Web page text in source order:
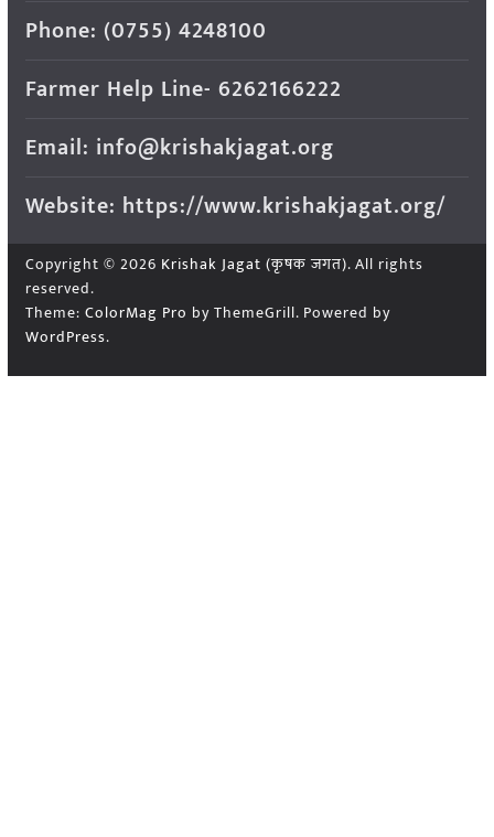
Phone: (0755) 4248100
Farmer Help Line- 6262166222
Email: info@krishakjagat.org
Website: https://www.krishakjagat.org/
Copyright © 2026 Krishak Jagat (कृषक जगत). All rights
reserved.
Theme: ColorMag Pro by ThemeGrill. Powered by
WordPress.